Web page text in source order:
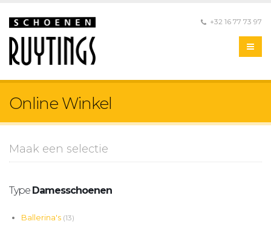
+32 16 77 73 97
Online Winkel
Maak een selectie
Type Damesschoenen
Ballerina's (13)